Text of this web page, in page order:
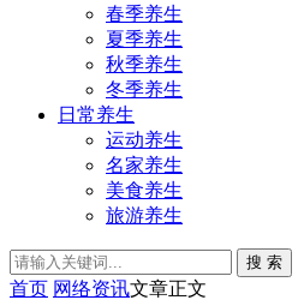
春季养生
夏季养生
秋季养生
冬季养生
日常养生
运动养生
名家养生
美食养生
旅游养生
搜 索
首页 网络资讯文章正文